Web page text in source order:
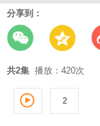
分享到：
共2集 播放：420次
2